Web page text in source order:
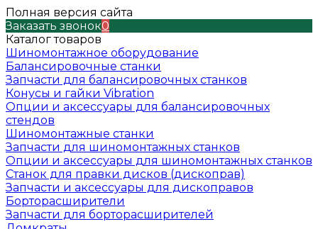
Полная версия сайта
Заказать звонок0
Каталог товаров
Шиномонтажное оборудование
Балансировочные станки
Запчасти для балансировочных станков
Конусы и гайки Vibration
Опции и аксессуары для балансировочных
стендов
Шиномонтажные станки
Запчасти для шиномонтажных станков
Опции и аксессуары для шиномонтажных станков
Станок для правки дисков (дископрав)
Запчасти и аксессуары для дископравов
Борторасширители
Запчасти для борторасширителей